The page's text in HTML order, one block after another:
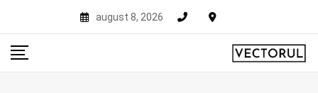
content
august 8, 2026